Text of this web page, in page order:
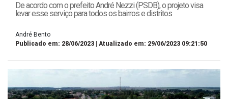
De acordo com o prefeito André Nezzi (PSDB), o projeto visa
levar esse serviço para todos os bairros e distritos
André Bento
Publicado em: 28/06/2023 | Atualizado em: 29/06/2023 09:21:50